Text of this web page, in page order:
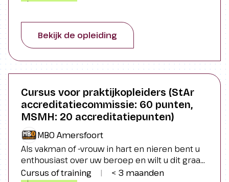
Bekijk de opleiding
Cursus voor praktijkopleiders (StAr
accreditatiecommissie: 60 punten,
MSMH: 20 accreditatiepunten)
MBO Amersfoort
Als vakman of -vrouw in hart en nieren bent u
enthousiast over uw beroep en wilt u dit graag
overdragen aan nieuw talent. Het is dan van
Cursus of training |
< 3 maanden